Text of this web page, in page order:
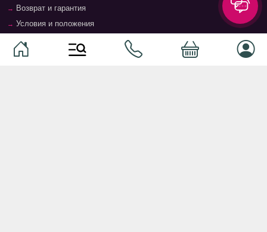
Возврат и гарантия
Условия и положения
Магазины